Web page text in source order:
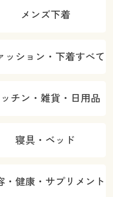
メンズ下着
ッション・下着すべて
チン・雑貨・日用品
寝具・ベッド
・健康・サプリメント